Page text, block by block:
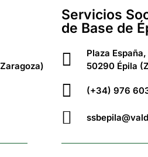
Servicios
de Base de
Plaza España,
50290 Épila
(+34) 976